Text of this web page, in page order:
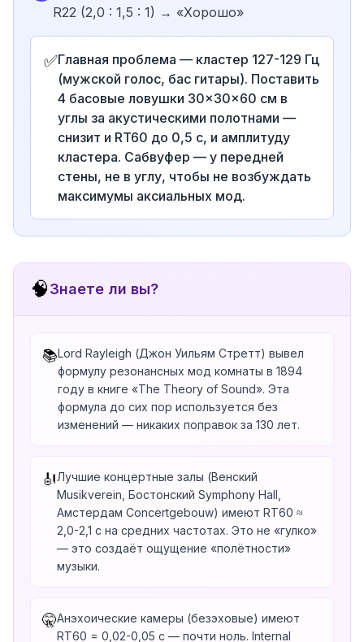
R22 (2,0 : 1,5 : 1) → «Хорошо»
✅Главная проблема — кластер 127-129 Гц
(мужской голос, бас гитары). Поставить
4 басовые ловушки 30×30×60 см в
углы за акустическими полотнами —
снизит и RT60 до 0,5 с, и амплитуду
кластера. Сабвуфер — у передней
стены, не в углу, чтобы не возбуждать
максимумы аксиальных мод.
🧠Знаете ли вы?
📚Lord Rayleigh (Джон Уильям Стретт) вывел
формулу резонансных мод комнаты в 1894
году в книге «The Theory of Sound». Эта
формула до сих пор используется без
изменений — никаких поправок за 130 лет.
🎻Лучшие концертные залы (Венский
Musikverein, Бостонский Symphony Hall,
Амстердам Concertgebouw) имеют RT60 ≈
2,0-2,1 с на средних частотах. Это не «гулко»
— это создаёт ощущение «полётности»
музыки.
🤫Анэхоические камеры (безэховые) имеют
RT60 = 0,02-0,05 с — почти ноль. Internal